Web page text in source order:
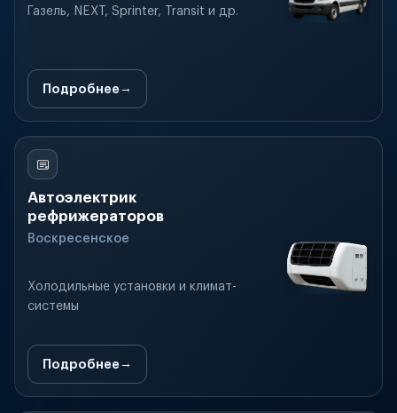
Газель, NEXT, Sprinter, Transit и др.
Подробнее
Автоэлектрик
рефрижераторов
Воскресенское
Холодильные установки и климат-
системы
Подробнее